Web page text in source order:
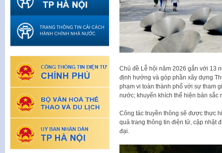
Chủ đề Lễ hội năm 2026 gắn với 13
định hướng và góp phần xây dựng
phạm vi toàn thành phố với sự tham
nước; khuyến khích thể hiện bản sắc
Công tác truyền thông sẽ được thực
quả trang thông tin điện tử, cập nhật
đại.